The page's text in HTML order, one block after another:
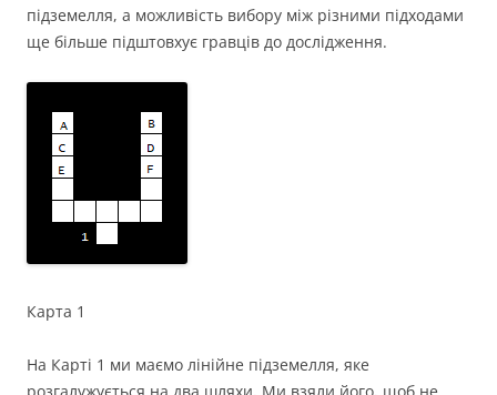
підземелля, а можливість вибору між різними підходами
ще більше підштовхує гравців до дослідження.
Карта 1
На Карті 1 ми маємо лінійне підземелля, яке